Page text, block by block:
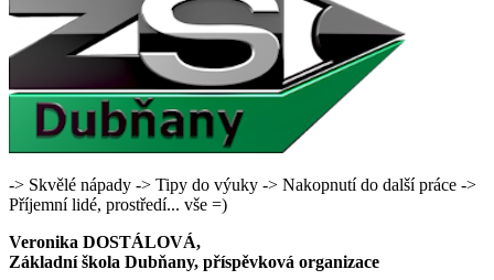
-> Skvělé nápady -> Tipy do výuky -> Nakopnutí do další práce ->
Příjemní lidé, prostředí... vše =)
Veronika DOSTÁLOVÁ,
Základní škola Dubňany, příspěvková organizace